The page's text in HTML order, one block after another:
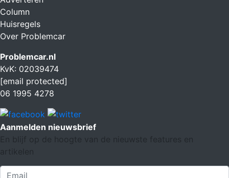
Column
Huisregels
Over Problemcar
Problemcar.nl
KvK: 02039474
[email protected]
06 1995 4278
Aanmelden nieuwsbrief
En blijf op de hoogte van de nieuwste features en
artikelen